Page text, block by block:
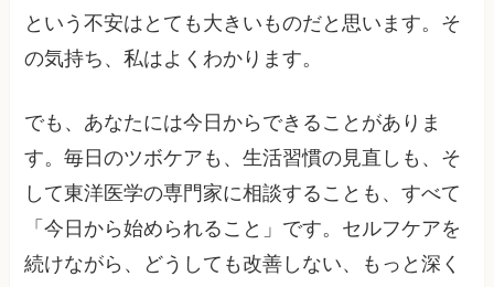
という不安はとても大きいものだと思います。そ
の気持ち、私はよくわかります。
でも、あなたには今日からできることがありま
す。毎日のツボケアも、生活習慣の見直しも、そ
して東洋医学の専門家に相談することも、すべて
「今日から始められること」です。セルフケアを
続けながら、どうしても改善しない、もっと深く